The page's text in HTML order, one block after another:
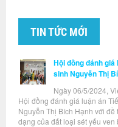
TIN TỨC MỚI
Hội đồng đánh
sinh Nguyễn Thị
Ngày 06/5/2024,
Hội đồng đánh giá luận án
Nguyễn Thị Bích Hạnh với
dạng của đất loại sét yếu ven